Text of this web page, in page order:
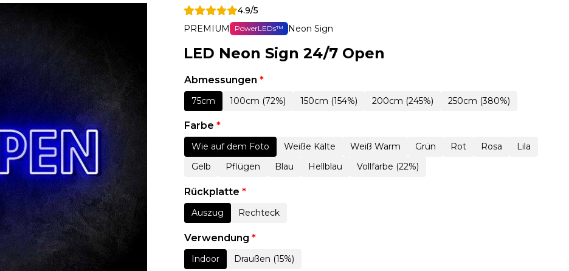
4.9/5
PREMIUM
PowerLEDs™ Neon Sign
LED Neon Sign 24/7 Open
Abmessungen *
75cm 100cm (72%) 150cm (154%) 200cm (245%) 250cm (380%)
Farbe *
Wie auf dem Foto Weiße Kälte Weiß Warm Grün Rot Rosa
Lila
Gelb
Pflügen Blau Hellblau Vollfarbe (22%)
Rückplatte *
Auszug Rechteck
Verwendung *
Indoor Draußen (15%)